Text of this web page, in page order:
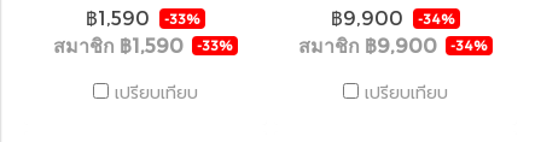
฿1,590 -33%
สมาชิก ฿1,590 -33%
เปรียบเทียบ
฿9,900 -34%
สมาชิก ฿9,900 -34%
เปรียบเทียบ